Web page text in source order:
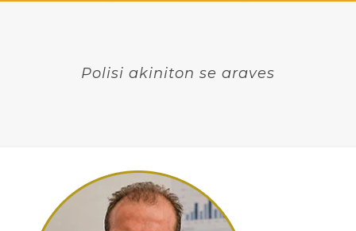
Polisi akiniton se araves